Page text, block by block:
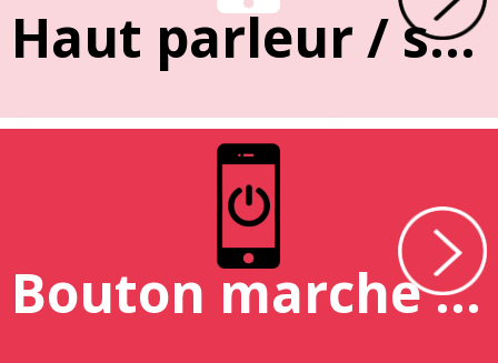
Haut parleur / sonnerie
Bouton marche / arrêt